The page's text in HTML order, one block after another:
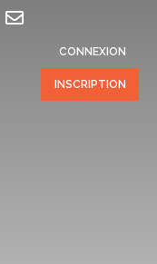
CONNEXION
INSCRIPTION